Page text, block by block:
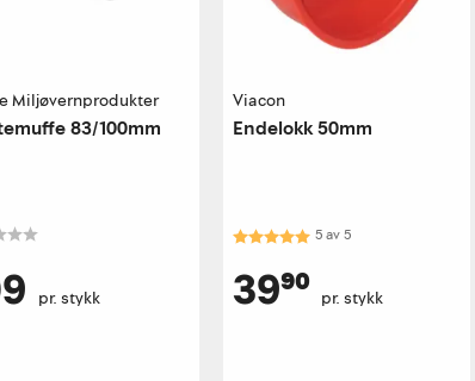
Miljøvernprodukter
83/100mm
pr. stykk
Viacon
Endelokk 50mm
Karakter:5.0 av 5 mulige
5av5
39⁹⁰ pr. stykk